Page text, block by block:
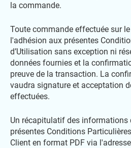
la commande.
Toute commande effectuée sur
l'adhésion aux présentes
d’Utilisation sans exception ni
données fournies et la
preuve de la transaction. La
vaudra signature et acceptation
effectuées.
Un récapitulatif des informations
présentes Conditions
Client en format PDF via